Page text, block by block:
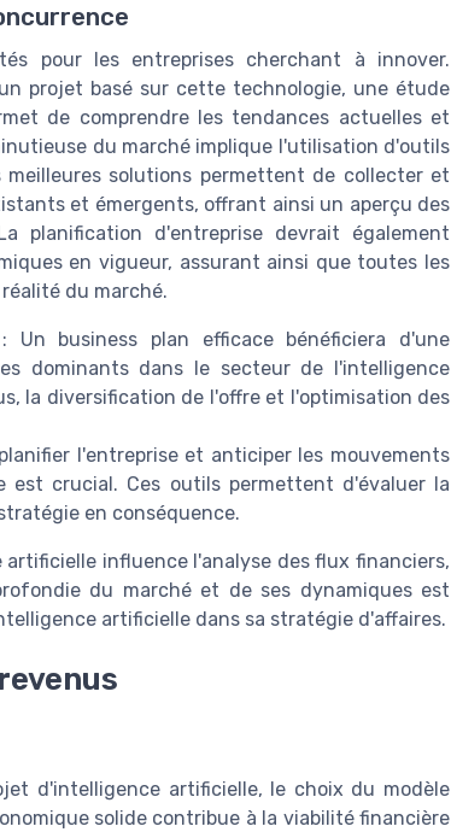
pour les entreprises cherchant à innover.
projet basé sur cette technologie, une étude
de comprendre les tendances actuelles et
du marché implique l'utilisation d'outils
solutions permettent de collecter et
et émergents, offrant ainsi un aperçu des
planification d'entreprise devrait également
en vigueur, assurant ainsi que toutes les
du marché.
: Un business plan efficace bénéficiera d'une
dominants dans le secteur de l'intelligence
la diversification de l'offre et l'optimisation des
l'entreprise et anticiper les mouvements
est crucial. Ces outils permettent d'évaluer la
en conséquence.
influence l'analyse des flux financiers,
du marché et de ses dynamiques est
artificielle dans sa stratégie d'affaires.
d'intelligence artificielle, le choix du modèle
solide contribue à la viabilité financière